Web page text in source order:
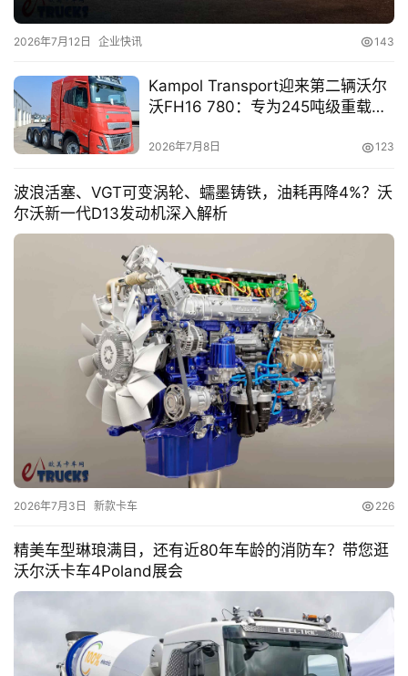
社
区
2026年7月12日 企业快讯 143
Kampol Transport迎来第二辆沃尔
沃FH16 780：专为245吨级重载列
2026年7月8日 123
波浪活塞、VGT可变涡轮、蠕墨铸铁，油耗再降4%？沃
尔沃新一代D13发动机深入解析
2026年7月3日 新款卡车 226
精美车型琳琅满目，还有近80年车龄的消防车？带您逛
沃尔沃卡车4Poland展会